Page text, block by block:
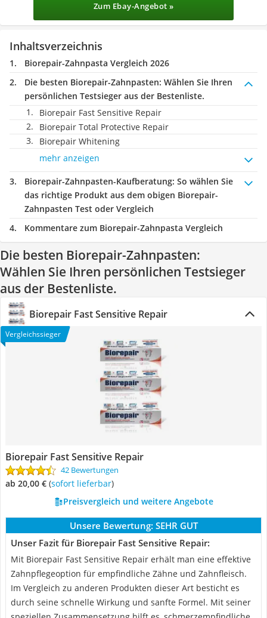
Zum Ebay-Angebot »
Inhaltsverzeichnis
Biorepair-Zahnpasta Vergleich 2026
Die besten Biorepair-Zahnpasten: Wählen Sie Ihren
persönlichen Testsieger aus der Bestenliste.
Biorepair Fast Sensitive Repair
Biorepair Total Protective Repair
Biorepair Whitening
mehr anzeigen
Biorepair-Zahnpasten-Kaufberatung: So wählen Sie
das richtige Produkt aus dem obigen Biorepair-
Zahnpasten Test oder Vergleich
Kommentare zum Biorepair-Zahnpasta Vergleich
Die besten Biorepair-Zahnpasten:
Wählen Sie Ihren persönlichen Testsieger
aus der Bestenliste.
Biorepair Fast Sensitive Repair
Vergleichssieger
Biorepair Fast Sensitive Repair
42 Bewertungen
ab 20,00 € ( Sofort lieferbar)
Preisvergleich und weitere Angebote
Unsere Bewertung: SEHR GUT
Unser Fazit für Biorepair Fast Sensitive Repair:
Mit Biorepair Fast Sensitive Repair erhält man eine effektive
Zahnpflegeoption für empfindliche Zähne und Zahnfleisch.
Im Vergleich zu anderen Produkten dieser Art besticht es
durch seine schnelle Wirkung und sanfte Formel. Mit seiner